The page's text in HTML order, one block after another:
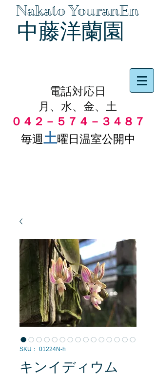
Nakato YouranEn
中藤洋蘭園
電話対応日
月、水、金、土
０４２－５７４－３４８７
毎週土曜日温室公開中
SKU： 01224N-h
キンイディウム